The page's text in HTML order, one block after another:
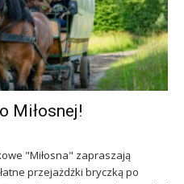
Miłosnej!
"Miłosna" zapraszają
przejażdżki bryczką po